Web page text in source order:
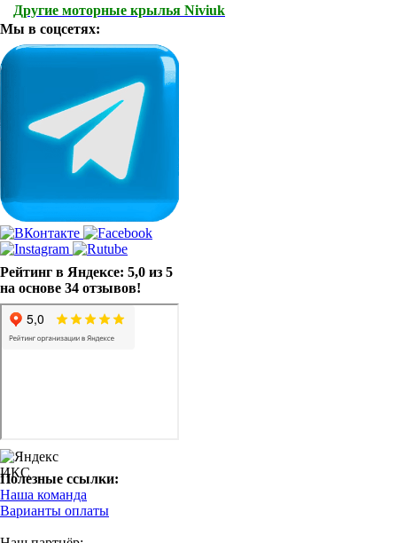
Другие моторные крылья Niviuk
Мы в соцсетях:
Рейтинг в Яндексе: 5,0 из 5
на основе 34 отзывов!
Полезные ссылки:
Наша команда
Варианты оплаты